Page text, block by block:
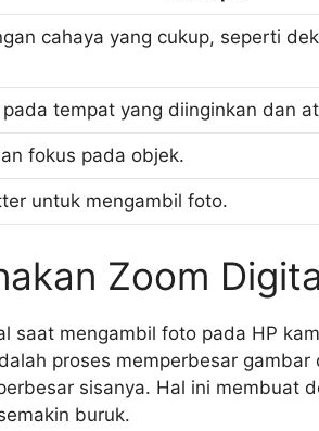
cahaya yang cukup, seperti
tempat yang diinginkan dan
fokus pada objek.
untuk mengambil foto.
Zoom
saat mengambil foto pada HP
proses memperbesar gambar
sisanya. Hal ini membuat
buruk.